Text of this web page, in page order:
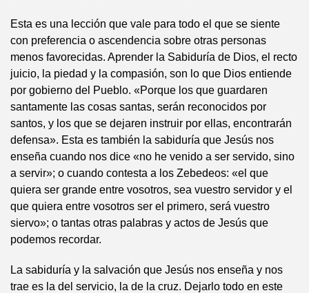
Esta es una lección que vale para todo el que se siente
con preferencia o ascendencia sobre otras personas
menos favorecidas. Aprender la Sabiduría de Dios, el recto
juicio, la piedad y la compasión, son lo que Dios entiende
por gobierno del Pueblo. «Porque los que guardaren
santamente las cosas santas, serán reconocidos por
santos, y los que se dejaren instruir por ellas, encontrarán
defensa». Esta es también la sabiduría que Jesús nos
enseña cuando nos dice «no he venido a ser servido, sino
a servir»; o cuando contesta a los Zebedeos: «el que
quiera ser grande entre vosotros, sea vuestro servidor y el
que quiera entre vosotros ser el primero, será vuestro
siervo»; o tantas otras palabras y actos de Jesús que
podemos recordar.
La sabiduría y la salvación que Jesús nos enseña y nos
trae es la del servicio, la de la cruz. Dejarlo todo en este